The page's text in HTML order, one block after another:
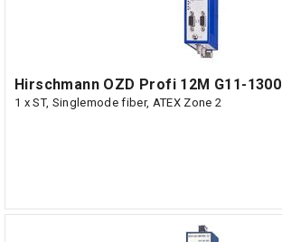
Hirschmann OZD Profi 12M G11-1300
1 x ST, Singlemode fiber, ATEX Zone 2